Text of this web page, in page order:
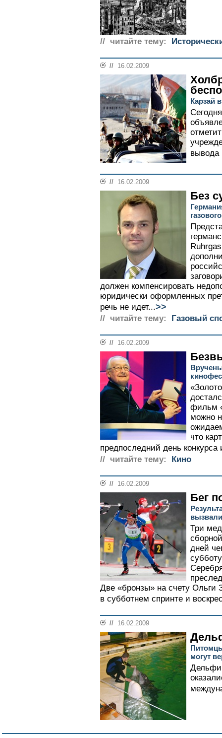
// читайте тему:
// 16.02.2009
Карзай
вывода
// 16.02.2009
Без
должен компенсировать
юридически оформленных
речь не идет...>>
// читайте тему: Газовый
// 16.02.2009
фильм
можно
что
предпоследний день конкурса
// читайте тему:
Кино
// 16.02.2009
Бег
Три
дней
Две «бронзы» на счету Ольги
в субботнем спринте и
// 16.02.2009
могут